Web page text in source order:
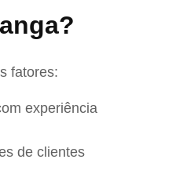
fatores:
experiência
de clientes